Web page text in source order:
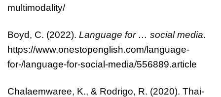
multimodality/
Boyd, C. (2022). Language for … social media.
https://www.onestopenglish.com/language-
for-/language-for-social-media/556889.article
Chalaemwaree, K., & Rodrigo, R. (2020). Thai-